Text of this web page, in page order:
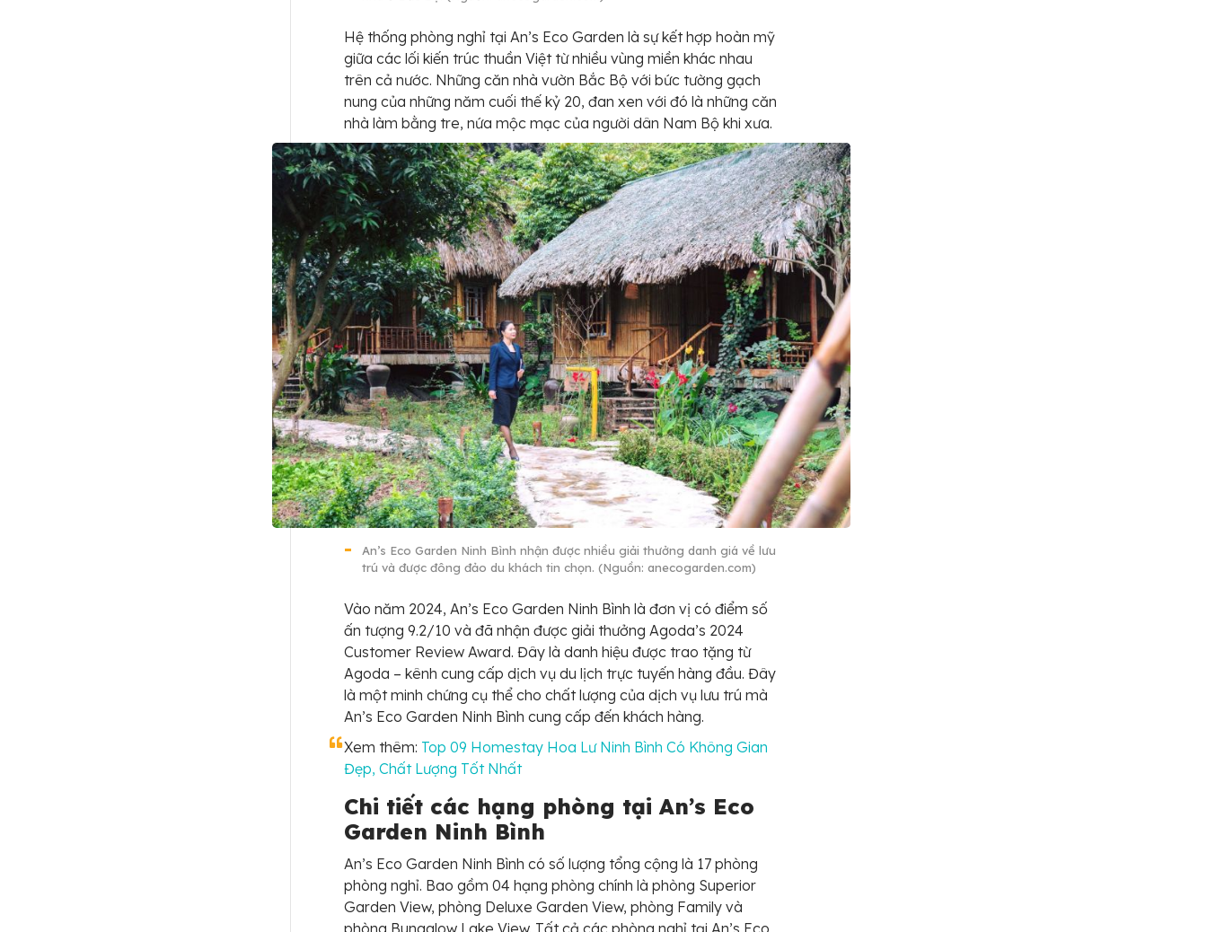
Hệ thống phòng nghỉ tại An’s Eco Garden là sự kết hợp hoàn mỹ
giữa các lối kiến trúc thuần Việt từ nhiều vùng miền khác nhau
trên cả nước. Những căn nhà vườn Bắc Bộ với bức tường gạch
nung của những năm cuối thế kỷ 20, đan xen với đó là những căn
nhà làm bằng tre, nứa mộc mạc của người dân Nam Bộ khi xưa.
An’s Eco Garden Ninh Bình nhận được nhiều giải thưởng danh giá về lưu
trú và được đông đảo du khách tin chọn. (Nguồn: anecogarden.com)
Vào năm 2024, An’s Eco Garden Ninh Bình là đơn vị có điểm số
ấn tượng 9.2/10 và đã nhận được giải thưởng Agoda’s 2024
Customer Review Award. Đây là danh hiệu được trao tặng từ
Agoda – kênh cung cấp dịch vụ du lịch trực tuyến hàng đầu. Đây
là một minh chứng cụ thể cho chất lượng của dịch vụ lưu trú mà
An’s Eco Garden Ninh Bình cung cấp đến khách hàng.
Xem thêm: Top 09 Homestay Hoa Lư Ninh Bình Có Không Gian
Đẹp, Chất Lượng Tốt Nhất
Chi tiết các hạng phòng tại An’s Eco
Garden Ninh Bình
An’s Eco Garden Ninh Bình có số lượng tổng cộng là 17 phòng
phòng nghỉ. Bao gồm 04 hạng phòng chính là phòng Superior
Garden View, phòng Deluxe Garden View, phòng Family và